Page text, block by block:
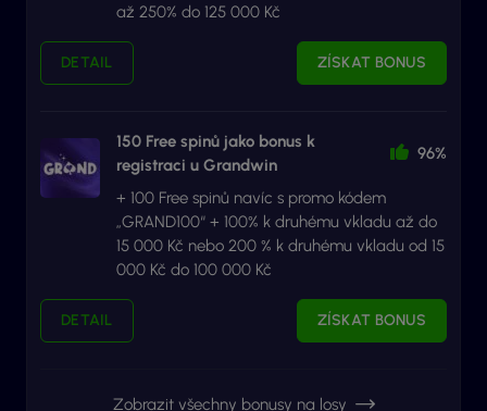
až 250% do 125 000 Kč
DETAIL ZÍSKAT BONUS
150 Free spinů jako bonus k
registraci u Grandwin
96%
+ 100 Free spinů navíc s promo kódem
„GRAND100“ + 100% k druhému vkladu až do
15 000 Kč nebo 200 % k druhému vkladu od 15
000 Kč do 100 000 Kč
DETAIL ZÍSKAT BONUS
Zobrazit všechny bonusy na losy